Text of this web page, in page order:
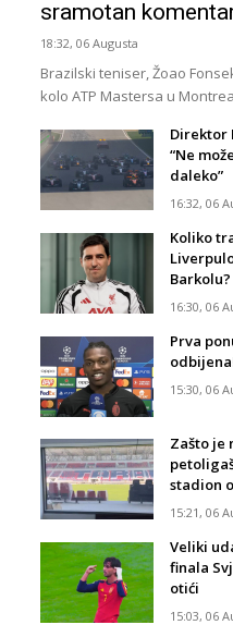
sramotan
18:32, 06 Augusta
Brazilski teniser, Žoao
kolo ATP Mastersa u
Direktor
“Ne
daleko”
16:32, 06
Koliko
Barkolu?
16:30, 06
Prva
15:30, 06
Zašto je
stadion
15:21, 06
Veliki
finala
otići
15:03, 06